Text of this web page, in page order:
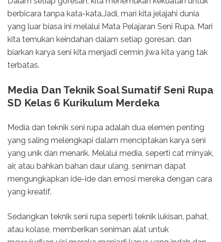
berbicara tanpa kata-kata.Jadi, mari kita jelajahi dunia
yang luar biasa ini melalui Mata Pelajaran Seni Rupa. Mari
kita temukan keindahan dalam setiap goresan, dan
biarkan karya seni kita menjadi cermin jiwa kita yang tak
terbatas.
Media Dan Teknik Soal Sumatif Seni Rupa
SD Kelas 6 Kurikulum Merdeka
Media dan teknik seni rupa adalah dua elemen penting
yang saling melengkapi dalam menciptakan karya seni
yang unik dan menarik. Melalui media, seperti cat minyak,
air, atau bahkan bahan daur ulang, seniman dapat
mengungkapkan ide-ide dan emosi mereka dengan cara
yang kreatif.
Sedangkan teknik seni rupa seperti teknik lukisan, pahat,
atau kolase, memberikan seniman alat untuk